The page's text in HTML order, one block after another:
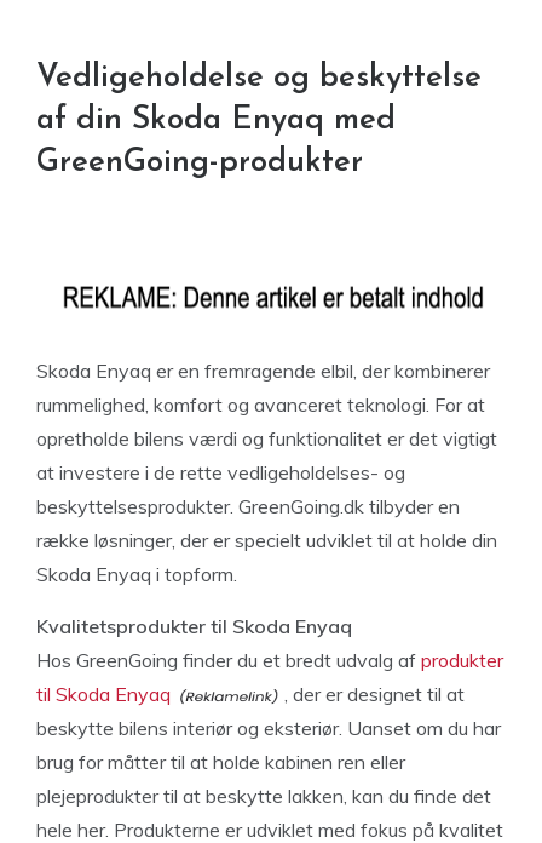
Vedligeholdelse og beskyttelse
af din Skoda Enyaq med
GreenGoing-produkter
Skoda Enyaq er en fremragende elbil, der kombinerer
rummelighed, komfort og avanceret teknologi. For at
opretholde bilens værdi og funktionalitet er det vigtigt
at investere i de rette vedligeholdelses- og
beskyttelsesprodukter. GreenGoing.dk tilbyder en
række løsninger, der er specielt udviklet til at holde din
Skoda Enyaq i topform.
Kvalitetsprodukter til Skoda Enyaq
Hos GreenGoing finder du et bredt udvalg af produkter
til Skoda Enyaq
, der er designet til at
beskytte bilens interiør og eksteriør. Uanset om du har
brug for måtter til at holde kabinen ren eller
plejeprodukter til at beskytte lakken, kan du finde det
hele her. Produkterne er udviklet med fokus på kvalitet